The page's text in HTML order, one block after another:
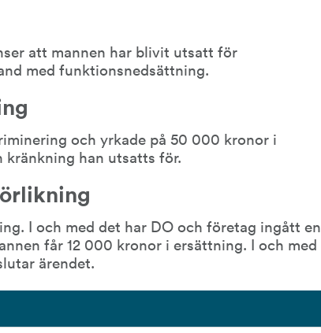
att mannen har blivit utsatt för
med funktionsnedsättning.
och yrkade på 50 000 kronor i
han utsatts för.
I och med det har DO och företag ingått en
får 12 000 kronor i ersättning. I och med
ärendet.